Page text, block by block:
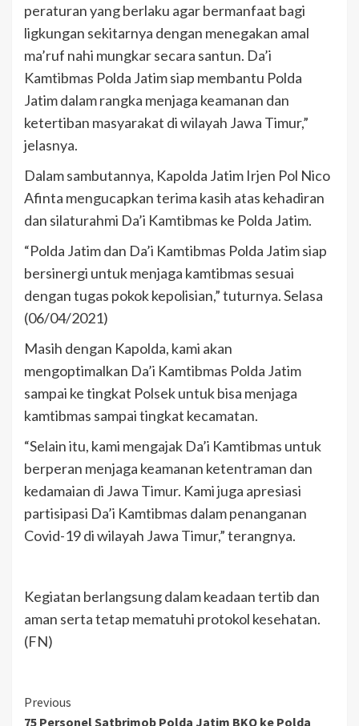
peraturan yang berlaku agar bermanfaat bagi
ligkungan sekitarnya dengan menegakan amal
ma’ruf nahi mungkar secara santun. Da’i
Kamtibmas Polda Jatim siap membantu Polda
Jatim dalam rangka menjaga keamanan dan
ketertiban masyarakat di wilayah Jawa Timur,”
jelasnya.
Dalam sambutannya, Kapolda Jatim Irjen Pol Nico
Afinta mengucapkan terima kasih atas kehadiran
dan silaturahmi Da’i Kamtibmas ke Polda Jatim.
“Polda Jatim dan Da’i Kamtibmas Polda Jatim siap
bersinergi untuk menjaga kamtibmas sesuai
dengan tugas pokok kepolisian,” tuturnya. Selasa
(06/04/2021)
Masih dengan Kapolda, kami akan
mengoptimalkan Da’i Kamtibmas Polda Jatim
sampai ke tingkat Polsek untuk bisa menjaga
kamtibmas sampai tingkat kecamatan.
“Selain itu, kami mengajak Da’i Kamtibmas untuk
berperan menjaga keamanan ketentraman dan
kedamaian di Jawa Timur. Kami juga apresiasi
partisipasi Da’i Kamtibmas dalam penanganan
Covid-19 di wilayah Jawa Timur,” terangnya.
Kegiatan berlangsung dalam keadaan tertib dan
aman serta tetap mematuhi protokol kesehatan.
(FN)
Previous
75 Personel Satbrimob Polda Jatim BKO ke Polda